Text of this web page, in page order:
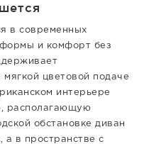
в современных
и комфорт без
мягкой цветовой подаче
интерьере
располагающую
обстановке диван
а в пространстве с